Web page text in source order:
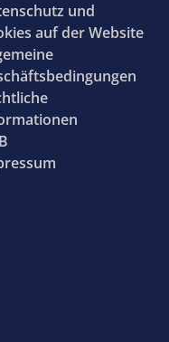
und
auf der Website